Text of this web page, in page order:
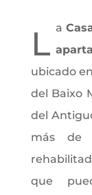
L a
ubicado
del Baixo
del
más de
que